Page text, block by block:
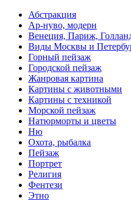
Абстракция
Ар-нуво, модерн
Венеция, Париж,
Виды Москвы и
Горный пейзаж
Городской пейзаж
Жанровая картина
Картины с животными
Картины с техникой
Морской пейзаж
Натюрморты и цветы
Ню
Охота, рыбалка
Пейзаж
Портрет
Религия
Фентези
Этно